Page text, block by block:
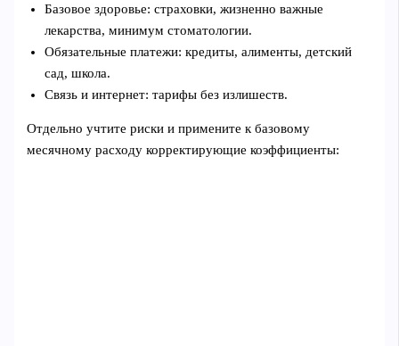
Базовое здоровье: страховки, жизненно важные
лекарства, минимум стоматологии.
Обязательные платежи: кредиты, алименты, детский
сад, школа.
Связь и интернет: тарифы без излишеств.
Отдельно учтите риски и примените к базовому
месячному расходу корректирующие коэффициенты: